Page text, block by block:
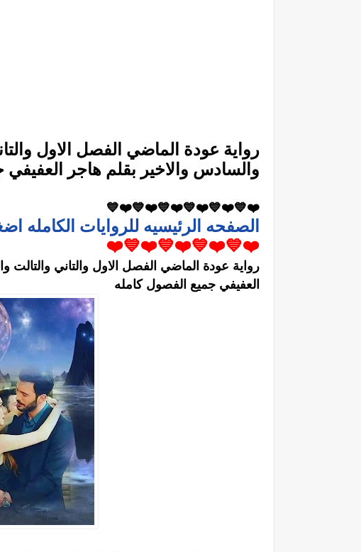
رواية عودة الماضي الفصل الاول
والسادس والاخير بقلم هاجر
❤️💙❤️💙❤️💙❤️💙❤️💙❤️💙
الصفحه الرئيسيه للروايات الكامله
❤️💙❤️💙❤️💙❤️💙❤️
رواية عودة الماضي الفصل الاول والتاني والتالت
العفيفي جميع الفصول كامله